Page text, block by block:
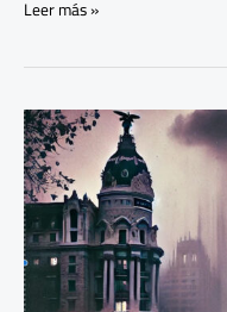
Leer más »
Carmen
Martín
Gaite,
comentario
de
texto
de
un